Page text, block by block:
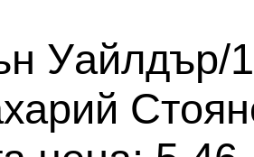
Уайлдър/